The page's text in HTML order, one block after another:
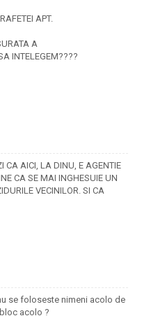
APT.
A
INTELEGEM????
CA AICI, LA DINU, E AGENTIE
CA SE MAI INGHESUIE UN
VECINILOR. SI CA
se foloseste nimeni acolo de
acolo ?